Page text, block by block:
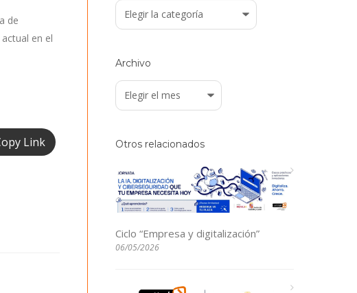
de
en el
Link
Categorías
Archivo
Archivo
Otros relacionados
Ciclo “Empresa y digitalización”
06/05/2026